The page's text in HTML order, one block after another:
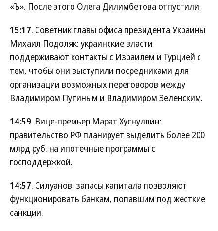
«Ъ». После этого Олега Дилимбетова отпустили.
15:17. Советник главы офиса президента Украины
Михаил Подоляк: украинские власти
поддерживают контакты с Израилем и Турцией с
тем, чтобы они выступили посредниками для
организации возможных переговоров между
Владимиром Путиным и Владимиром Зеленским.
14:59. Вице-премьер Марат Хуснуллин:
правительство РФ планирует выделить более 200
млрд руб. на ипотечные программы с
господдержкой.
14:57. Силуанов: запасы капитала позволяют
функционировать банкам, попавшим под жесткие
санкции.